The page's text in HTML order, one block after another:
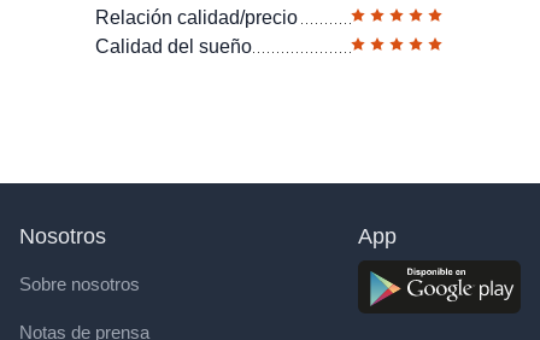
Relación calidad/precio
Calidad del sueño
Nosotros
Sobre nosotros
Notas de prensa
App